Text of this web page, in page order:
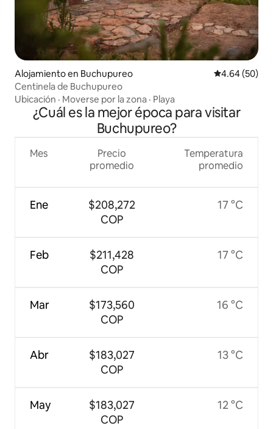
Alojamiento en Buchupureo Calificación
4.64 (50)
Centinela de Buchupureo
Ubicación · Moverse por la zona · Playa
¿Cuál es la mejor época para visitar
Buchupureo?
Mes
Ene
Feb
Mar
Abr
May
Precio
promedio
$208,272
COP
$211,428
COP
$173,560
COP
$183,027
COP
$183,027
COP
Temperatura
promedio
17 °C
17 °C
16 °C
13 °C
12 °C